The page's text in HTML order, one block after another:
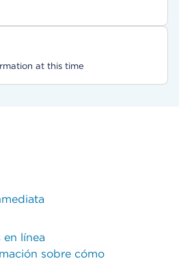
at this time
en línea
sobre cómo